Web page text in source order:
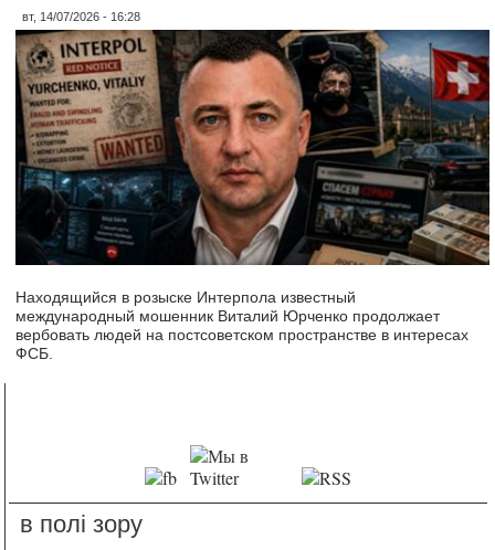
вт, 14/07/2026 - 16:28
Находящийся в розыске Интерпола известный
международный мошенник Виталий Юрченко продолжает
вербовать людей на постсоветском пространстве в интересах
ФСБ.
в полі зору